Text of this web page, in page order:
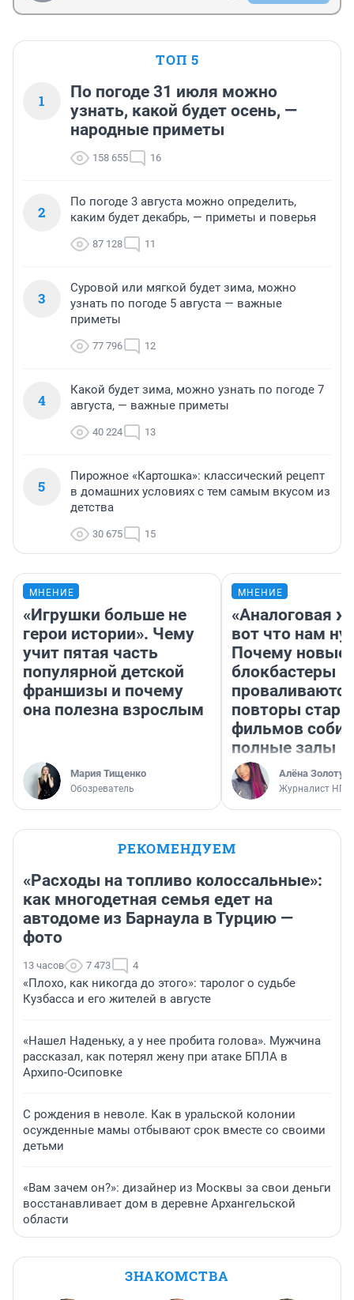
ТОП 5
1
По погоде 31 июля можно
узнать, какой будет осень, —
народные приметы
158 655 16
2
По погоде 3 августа можно определить,
каким будет декабрь, — приметы и поверья
87 128 11
3
Суровой или мягкой будет зима, можно
узнать по погоде 5 августа — важные
приметы
77 796 12
4
Какой будет зима, можно узнать по погоде 7
августа, — важные приметы
40 224 13
5
Пирожное «Картошка»: классический рецепт
в домашних условиях с тем самым вкусом из
детства
30 675 15
МНЕНИЕ
«Игрушки больше не
герои истории». Чему
учит пятая часть
популярной детской
франшизы и почему
она полезна взрослым
Мария Тищенко
Обозреватель
МНЕНИЕ
«Аналоговая
вот что нам
Почему новые
блокбастеры
повторы
фильмов
полные залы
Алёна
Журналист НГС
РЕКОМЕНДУЕМ
«Расходы на топливо колоссальные»:
как многодетная семья едет на
автодоме из Барнаула в Турцию —
фото
13 часов 7 473 4
«Плохо, как никогда до этого»: таролог о судьбе
Кузбасса и его жителей в августе
«Нашел Наденьку, а у нее пробита голова». Мужчина
рассказал, как потерял жену при атаке БПЛА в
Архипо-Осиповке
С рождения в неволе. Как в уральской колонии
осужденные мамы отбывают срок вместе со своими
детьми
«Вам зачем он?»: дизайнер из Москвы за свои деньги
восстанавливает дом в деревне Архангельской
области
ЗНАКОМСТВА